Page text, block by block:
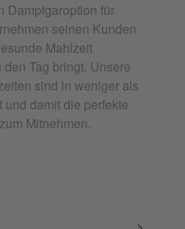
Dampfgaroption für
seinen Kunden
Mahlzeit
Tag bringt. Unsere
sind in weniger als
damit die perfekte
Mitnehmen.